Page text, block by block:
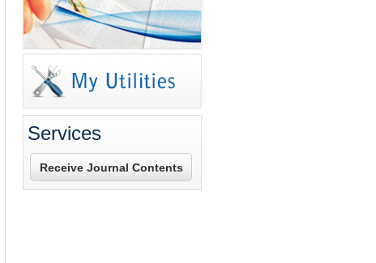
Services
Receive Journal Contents